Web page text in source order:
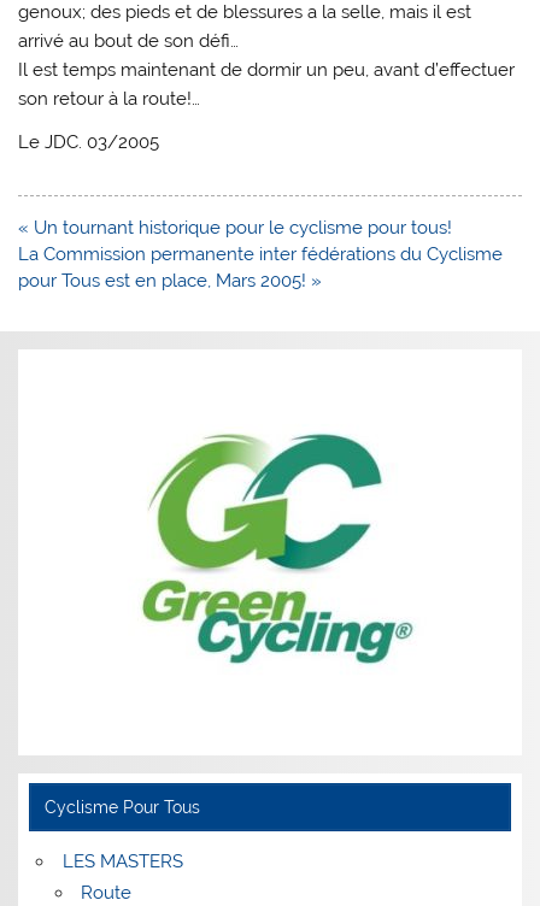
genoux; des pieds et de blessures a la selle, mais il est
arrivé au bout de son défi…
Il est temps maintenant de dormir un peu, avant d’effectuer
son retour à la route!…
Le JDC. 03/2005
Navigation
de
l’article
« Un tournant historique pour le cyclisme pour tous!
La Commission permanente inter fédérations du Cyclisme
pour Tous est en place, Mars 2005! »
Cyclisme Pour Tous
LES MASTERS
Route